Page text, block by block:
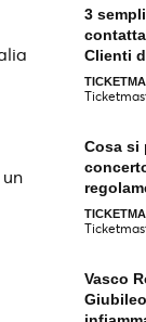
3
Clienti
Cosa si
Vasco